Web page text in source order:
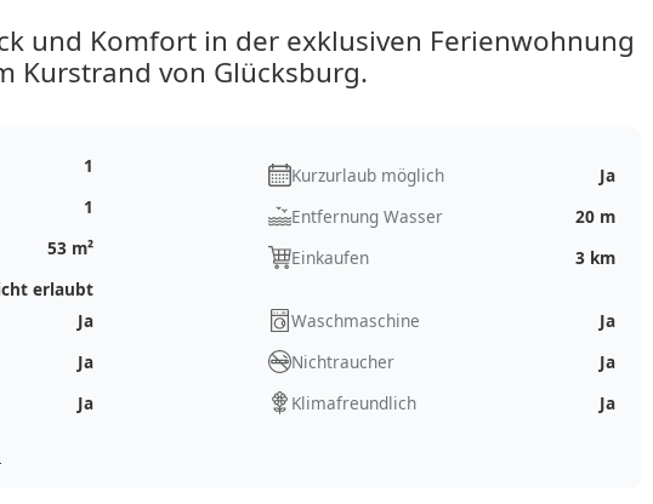
und Komfort in der exklusiven Ferienwohnung
Kurstrand von Glücksburg.
1
1
53 m²
erlaubt
Kurzurlaub möglich
Ja
Entfernung Wasser
20 m
Einkaufen
3 km
Ja
Ja
Ja
Waschmaschine
Ja
Nichtraucher
Ja
Klimafreundlich
Ja